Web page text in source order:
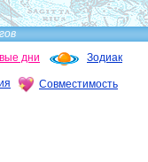
дни Зодиак
Совместимость